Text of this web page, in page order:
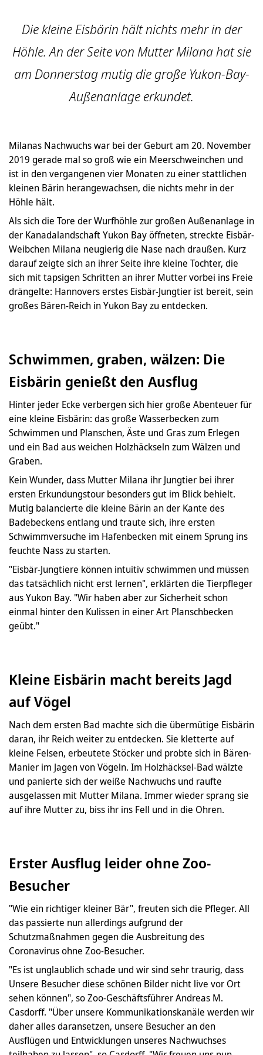
Die kleine Eisbärin hält nichts mehr in der
Höhle. An der Seite von Mutter Milana hat sie
am Donnerstag mutig die große Yukon-Bay-
Außenanlage erkundet.
Milanas Nachwuchs war bei der Geburt am 20. November
2019 gerade mal so groß wie ein Meerschweinchen und
ist in den vergangenen vier Monaten zu einer stattlichen
kleinen Bärin herangewachsen, die nichts mehr in der
Höhle hält.
Als sich die Tore der Wurfhöhle zur großen Außenanlage in
der Kanadalandschaft Yukon Bay öffneten, streckte Eisbär-
Weibchen Milana neugierig die Nase nach draußen. Kurz
darauf zeigte sich an ihrer Seite ihre kleine Tochter, die
sich mit tapsigen Schritten an ihrer Mutter vorbei ins Freie
drängelte: Hannovers erstes Eisbär-Jungtier ist bereit, sein
großes Bären-Reich in Yukon Bay zu entdecken.
Schwimmen, graben, wälzen: Die
Eisbärin genießt den Ausflug
Hinter jeder Ecke verbergen sich hier große Abenteuer für
eine kleine Eisbärin: das große Wasserbecken zum
Schwimmen und Planschen, Äste und Gras zum Erlegen
und ein Bad aus weichen Holzhäckseln zum Wälzen und
Graben.
Kein Wunder, dass Mutter Milana ihr Jungtier bei ihrer
ersten Erkundungstour besonders gut im Blick behielt.
Mutig balancierte die kleine Bärin an der Kante des
Badebeckens entlang und traute sich, ihre ersten
Schwimmversuche im Hafenbecken mit einem Sprung ins
feuchte Nass zu starten.
"Eisbär-Jungtiere können intuitiv schwimmen und müssen
das tatsächlich nicht erst lernen", erklärten die Tierpfleger
aus Yukon Bay. "Wir haben aber zur Sicherheit schon
einmal hinter den Kulissen in einer Art Planschbecken
geübt."
Kleine Eisbärin macht bereits Jagd
auf Vögel
Nach dem ersten Bad machte sich die übermütige Eisbärin
daran, ihr Reich weiter zu entdecken. Sie kletterte auf
kleine Felsen, erbeutete Stöcker und probte sich in Bären-
Manier im Jagen von Vögeln. Im Holzhäcksel-Bad wälzte
und panierte sich der weiße Nachwuchs und raufte
ausgelassen mit Mutter Milana. Immer wieder sprang sie
auf ihre Mutter zu, biss ihr ins Fell und in die Ohren.
Erster Ausflug leider ohne Zoo-
Besucher
"Wie ein richtiger kleiner Bär", freuten sich die Pfleger. All
das passierte nun allerdings aufgrund der
Schutzmaßnahmen gegen die Ausbreitung des
Coronavirus ohne Zoo-Besucher.
"Es ist unglaublich schade und wir sind sehr traurig, dass
Unsere Besucher diese schönen Bilder nicht live vor Ort
sehen können", so Zoo-Geschäftsführer Andreas M.
Casdorff. "Über unsere Kommunikationskanäle werden wir
daher alles daransetzen, unsere Besucher an den
Ausflügen und Entwicklungen unseres Nachwuchses